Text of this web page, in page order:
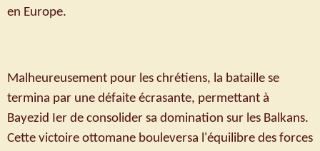
en Europe.
Malheureusement pour les chrétiens, la bataille se
termina par une défaite écrasante, permettant à
Bayezid Ier de consolider sa domination sur les Balkans.
Cette victoire ottomane bouleversa l'équilibre des forces